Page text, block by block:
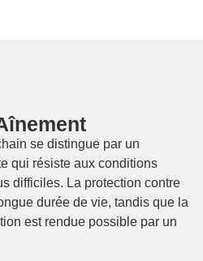
se distingue par un
qui résiste aux conditions
difficiles. La protection contre
durée de vie, tandis que la
est rendue possible par un